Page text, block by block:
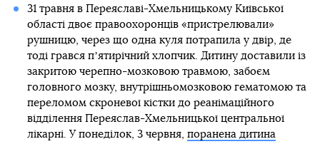
31 травня в Переяславі-Хмельницькому Київської
області двоє правоохоронців «пристрелювали»
рушницю, через що одна куля потрапила у двір, де
тоді грався пʼятирічний хлопчик. Дитину доставили із
закритою черепно-мозковою травмою, забоєм
головного мозку, внутрішньомозковою гематомою та
переломом скроневої кістки до реанімаційного
відділення Переяслав-Хмельницької центральної
лікарні. У понеділок, 3 червня, поранена дитина